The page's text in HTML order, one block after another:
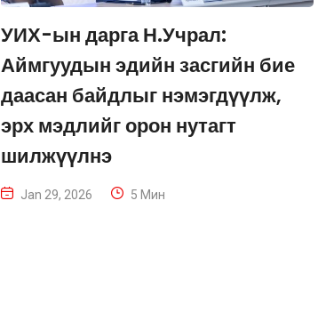
УИХ-ын дарга Н.Учрал:
Аймгуудын эдийн засгийн бие
даасан байдлыг нэмэгдүүлж,
эрх мэдлийг орон нутагт
шилжүүлнэ
Jan 29, 2026 5 Мин